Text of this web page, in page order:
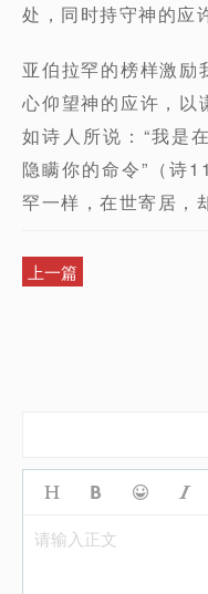
处，同时持守神的应
亚伯拉罕的榜样激励
心仰望神的应许，以
如诗人所说：“我是
隐瞒你的命令”（诗
罕一样，在世寄居，
上一篇
请输入正文